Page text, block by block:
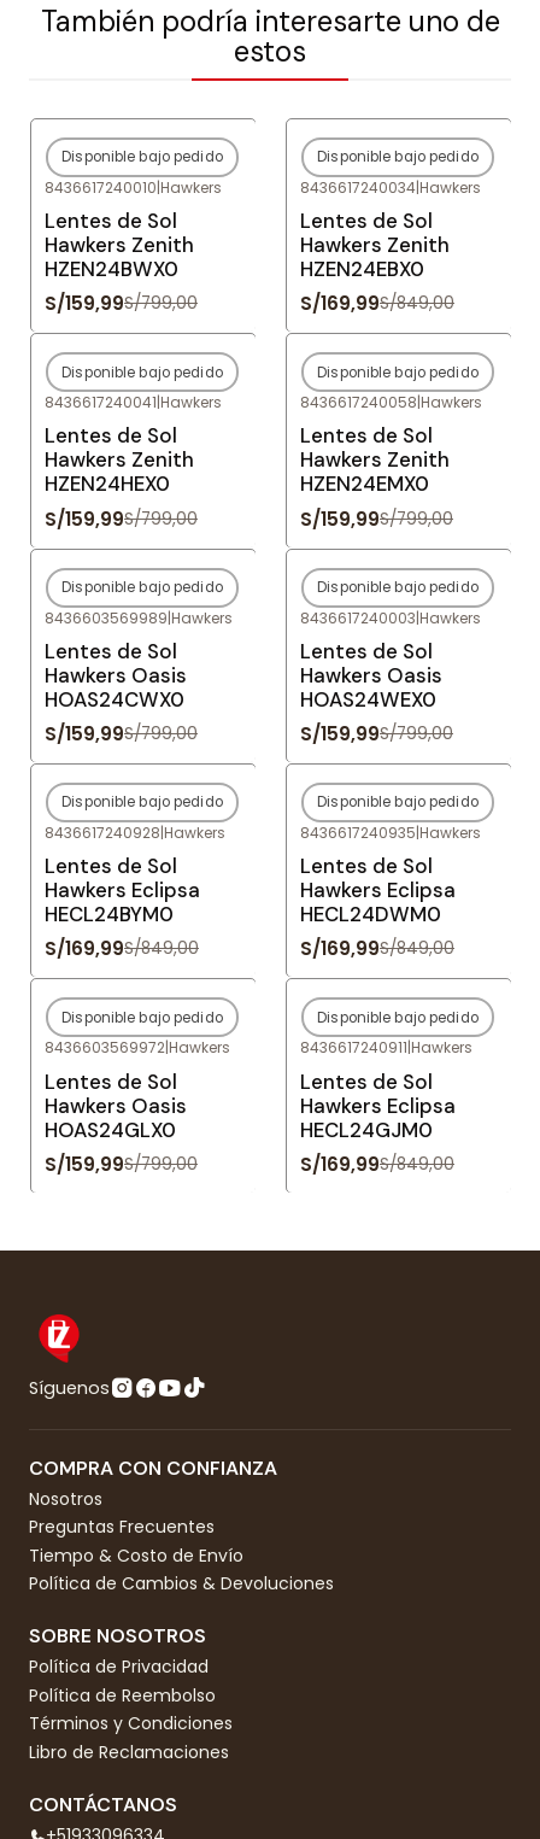
También podría interesarte uno de
estos
-80%OFF
Agotado
Disponible bajo pedido
8436617240010|Hawkers
Lentes de Sol
Hawkers Zenith
HZEN24BWX0
S/159,99S/799,00
-80%OFF
Agotado
Disponible bajo pedido
8436617240034|Hawkers
Lentes de Sol
Hawkers Zenith
HZEN24EBX0
S/169,99S/849,00
-80%OFF
Agotado
Disponible bajo pedido
8436617240041|Hawkers
Lentes de Sol
Hawkers Zenith
HZEN24HEX0
S/159,99S/799,00
-80%OFF
Agotado
Disponible bajo pedido
8436617240058|Hawkers
Lentes de Sol
Hawkers Zenith
HZEN24EMX0
S/159,99S/799,00
-80%OFF
Agotado
Disponible bajo pedido
8436603569989|Hawkers
Lentes de Sol
Hawkers Oasis
HOAS24CWX0
S/159,99S/799,00
-80%OFF
Agotado
Disponible bajo pedido
8436617240003|Hawkers
Lentes de Sol
Hawkers Oasis
HOAS24WEX0
S/159,99S/799,00
-80%OFF
Agotado
Disponible bajo pedido
8436617240928|Hawkers
Lentes de Sol
Hawkers Eclipsa
HECL24BYM0
S/169,99S/849,00
-80%OFF
Agotado
Disponible bajo pedido
8436617240935|Hawkers
Lentes de Sol
Hawkers Eclipsa
HECL24DWM0
S/169,99S/849,00
-80%OFF
Agotado
Disponible bajo pedido
8436603569972|Hawkers
Lentes de Sol
Hawkers Oasis
HOAS24GLX0
S/159,99S/799,00
-80%OFF
Agotado
Disponible bajo pedido
8436617240911|Hawkers
Lentes de Sol
Hawkers Eclipsa
HECL24GJM0
S/169,99S/849,00
Síguenos
COMPRA CON CONFIANZA
Nosotros
Preguntas Frecuentes
Tiempo & Costo de Envío
Política de Cambios & Devoluciones
SOBRE NOSOTROS
Política de Privacidad
Política de Reembolso
Términos y Condiciones
Libro de Reclamaciones
CONTÁCTANOS